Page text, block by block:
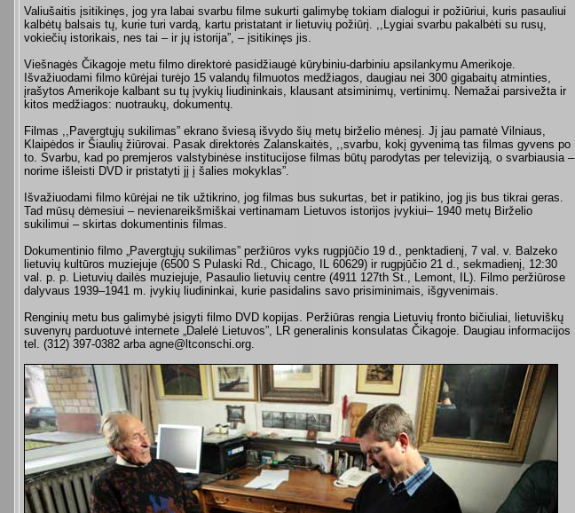
Valiušaitis įsitikinęs, jog yra labai svarbu filme sukurti galimybę tokiam dialogui ir požiūriui, kuris pasauliui
kalbėtų balsais tų, kurie turi vardą, kartu pristatant ir lietuvių požiūrį. ,,Lygiai svarbu pakalbėti su rusų,
vokiečių istorikais, nes tai – ir jų istorija”, – įsitikinęs jis.
Viešnagės Čikagoje metu filmo direktorė pasidžiaugė kūrybiniu-darbiniu apsilankymu Amerikoje.
Išvažiuodami filmo kūrėjai turėjo 15 valandų filmuotos medžiagos, daugiau nei 300 gigabaitų atminties,
įrašytos Amerikoje kalbant su tų įvykių liudininkais, klausant atsiminimų, vertinimų. Nemažai parsivežta ir
kitos medžiagos: nuotraukų, dokumentų.
Filmas ,,Pavergtųjų sukilimas” ekrano šviesą išvydo šių metų birželio mėnesį. Jį jau pamatė Vilniaus,
Klaipėdos ir Šiaulių žiūrovai. Pasak direktorės Zalanskaitės, ,,svarbu, kokį gyvenimą tas filmas gyvens po
to. Svarbu, kad po premjeros valstybinėse institucijose filmas būtų parodytas per televiziją, o svarbiausia –
norime išleisti DVD ir pristatyti jį į šalies mokyklas”.
Išvažiuodami filmo kūrėjai ne tik užtikrino, jog filmas bus sukurtas, bet ir patikino, jog jis bus tikrai geras.
Tad mūsų dėmesiui – nevienareikšmiškai vertinamam Lietuvos istorijos įvykiui– 1940 metų Birželio
sukilimui – skirtas dokumentinis filmas.
Dokumentinio filmo „Pavergtųjų sukilimas” peržiūros vyks rugpjūčio 19 d., penktadienį, 7 val. v. Balzeko
lietuvių kultūros muziejuje (6500 S Pulaski Rd., Chicago, IL 60629) ir rugpjūčio 21 d., sekmadienį, 12:30
val. p. p. Lietuvių dailės muziejuje, Pasaulio lietuvių centre (4911 127th St., Lemont, IL). Filmo peržiūrose
dalyvaus 1939–1941 m. įvykių liudininkai, kurie pasidalins savo prisiminimais, išgyvenimais.
Renginių metu bus galimybė įsigyti filmo DVD kopijas. Peržiūras rengia Lietuvių fronto bičiuliai, lietuviškų
suvenyrų parduotuvė internete „Dalelė Lietuvos”, LR generalinis konsulatas Čikagoje. Daugiau informacijos
tel. (312) 397-0382 arba agne@ltconschi.org.